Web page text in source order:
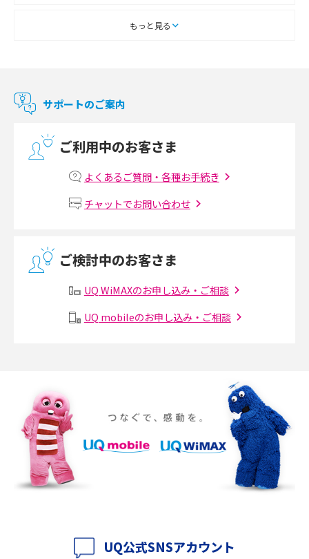
スマートテレビとは？特徴や選び方、使い方をわかりやすく解説
マンションで使えるWi-Fiは？種類ごとの特徴や選び方を紹介
マンションで光回線の利用を始める手順は？設備状況の確認方法も解説
Wi-Fiルーターの設定方法をわかりやすく解説！事前に準備すべきものも紹
無線LANとは？メリット・デメリットや接続方法を解説
メッシュWi-Fiとは？仕組みやメリット・デメリット、中継機との違いを解
ポケット型Wi-Fiをレンタルするメリットとは？選び方や向いている方の特
徴も紹介
持ち運びできるポケット型Wi-Fiのおススメの選び方は？メリット・デメリ
ットも紹介
ポケット型Wi-Fiとは？通信の仕組みやメリット・デメリットを解説
もっと見る
サポートのご案内
ご利用中のお客さま
よくあるご質問・各種お手続き
チャットでお問い合わせ
ご検討中のお客さま
UQ WiMAXのお申し込み・ご相談
UQ mobileのお申し込み・ご相談
UQ公式SNSアカウント